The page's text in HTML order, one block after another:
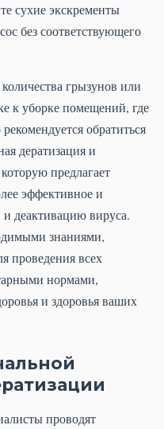
сухие экскременты
без соответствующего
грызунов или
к уборке помещений, где
обратиться
дератизация и
предлагает
эффективное и
и деактивацию вируса.
знаниями,
проведения всех
нормами,
и здоровья ваших
проводят